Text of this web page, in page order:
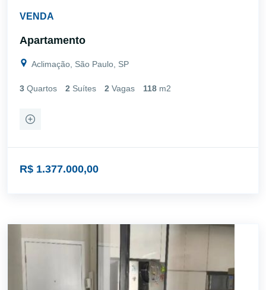
VENDA
Apartamento
Aclimação, São Paulo, SP
3 Quartos 2 Suítes 2 Vagas 118 m2
R$ 1.377.000,00